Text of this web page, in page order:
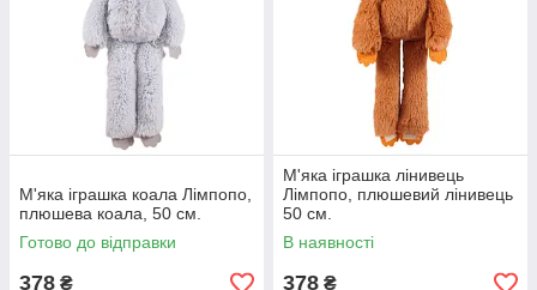
М'яка іграшка коала Лімпопо,
плюшева коала, 50 см.
Готово до відправки
378 ₴
М'яка іграшка лінивець
Лімпопо, плюшевий лінивець
50 см.
В наявності
378 ₴